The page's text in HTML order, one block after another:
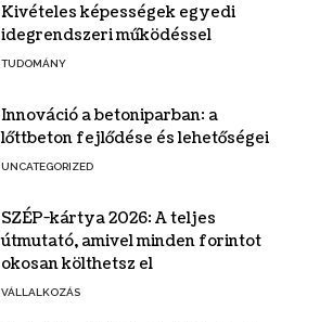
Kivételes képességek egyedi
idegrendszeri működéssel
TUDOMÁNY
Innováció a betoniparban: a
lőttbeton fejlődése és lehetőségei
UNCATEGORIZED
SZÉP-kártya 2026: A teljes
útmutató, amivel minden forintot
okosan költhetsz el
VÁLLALKOZÁS